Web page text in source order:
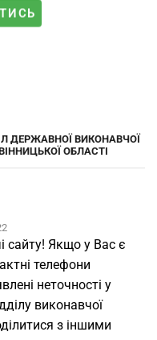
ДЕРЖАВНОЇ ВИКОНАВЧОЇ
ОБЛАСТІ
сайту! Якщо у Вас є
телефони
неточності у
виконавчої
з іншими